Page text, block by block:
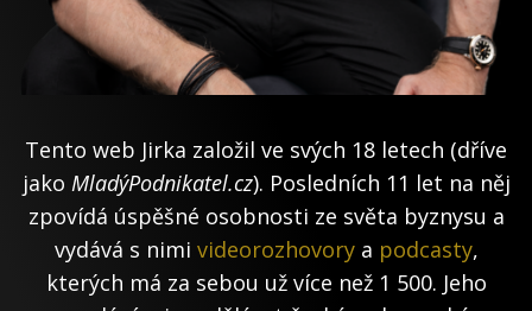
Tento web Jirka založil ve svých 18 letech (dříve
jako MladýPodnikatel.cz). Posledních 11 let na něj
zpovídá úspěšné osobnosti ze světa byznysu a
vydává s nimi videorozhovorya podcasty,
kterých má za sebou už více než 1 500. Jeho